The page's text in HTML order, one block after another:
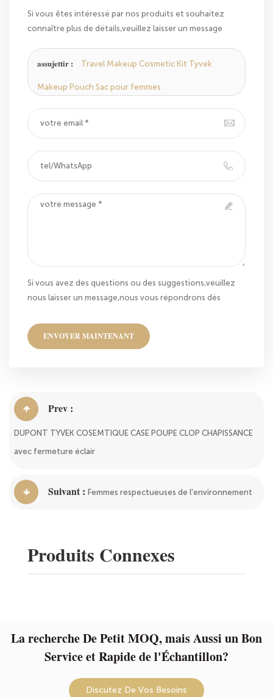
Si vous êtes intéressé par nos produits et souhaitez
connaître plus de détails,veuillez laisser un message
assujettir : Travel Makeup Cosmetic Kit Tyvek
Makeup Pouch Sac pour femmes
Si vous avez des questions ou des suggestions,veuillez
nous laisser un message,nous vous répondrons dès
ENVOYER MAINTENANT
Prev :
DUPONT TYVEK COSEMTIQUE CASE POUPE CLOP CHAPISSANCE
avec fermeture éclair
Suivant : Femmes respectueuses de l'environnement
Produits Connexes
La recherche De Petit MOQ, mais Aussi un Bon
Service et Rapide de l'Échantillon?
Discutez De Vos Besoins